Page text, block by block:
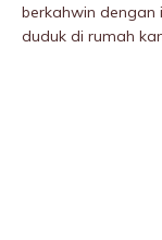
berkahwin dengan
duduk di rumah